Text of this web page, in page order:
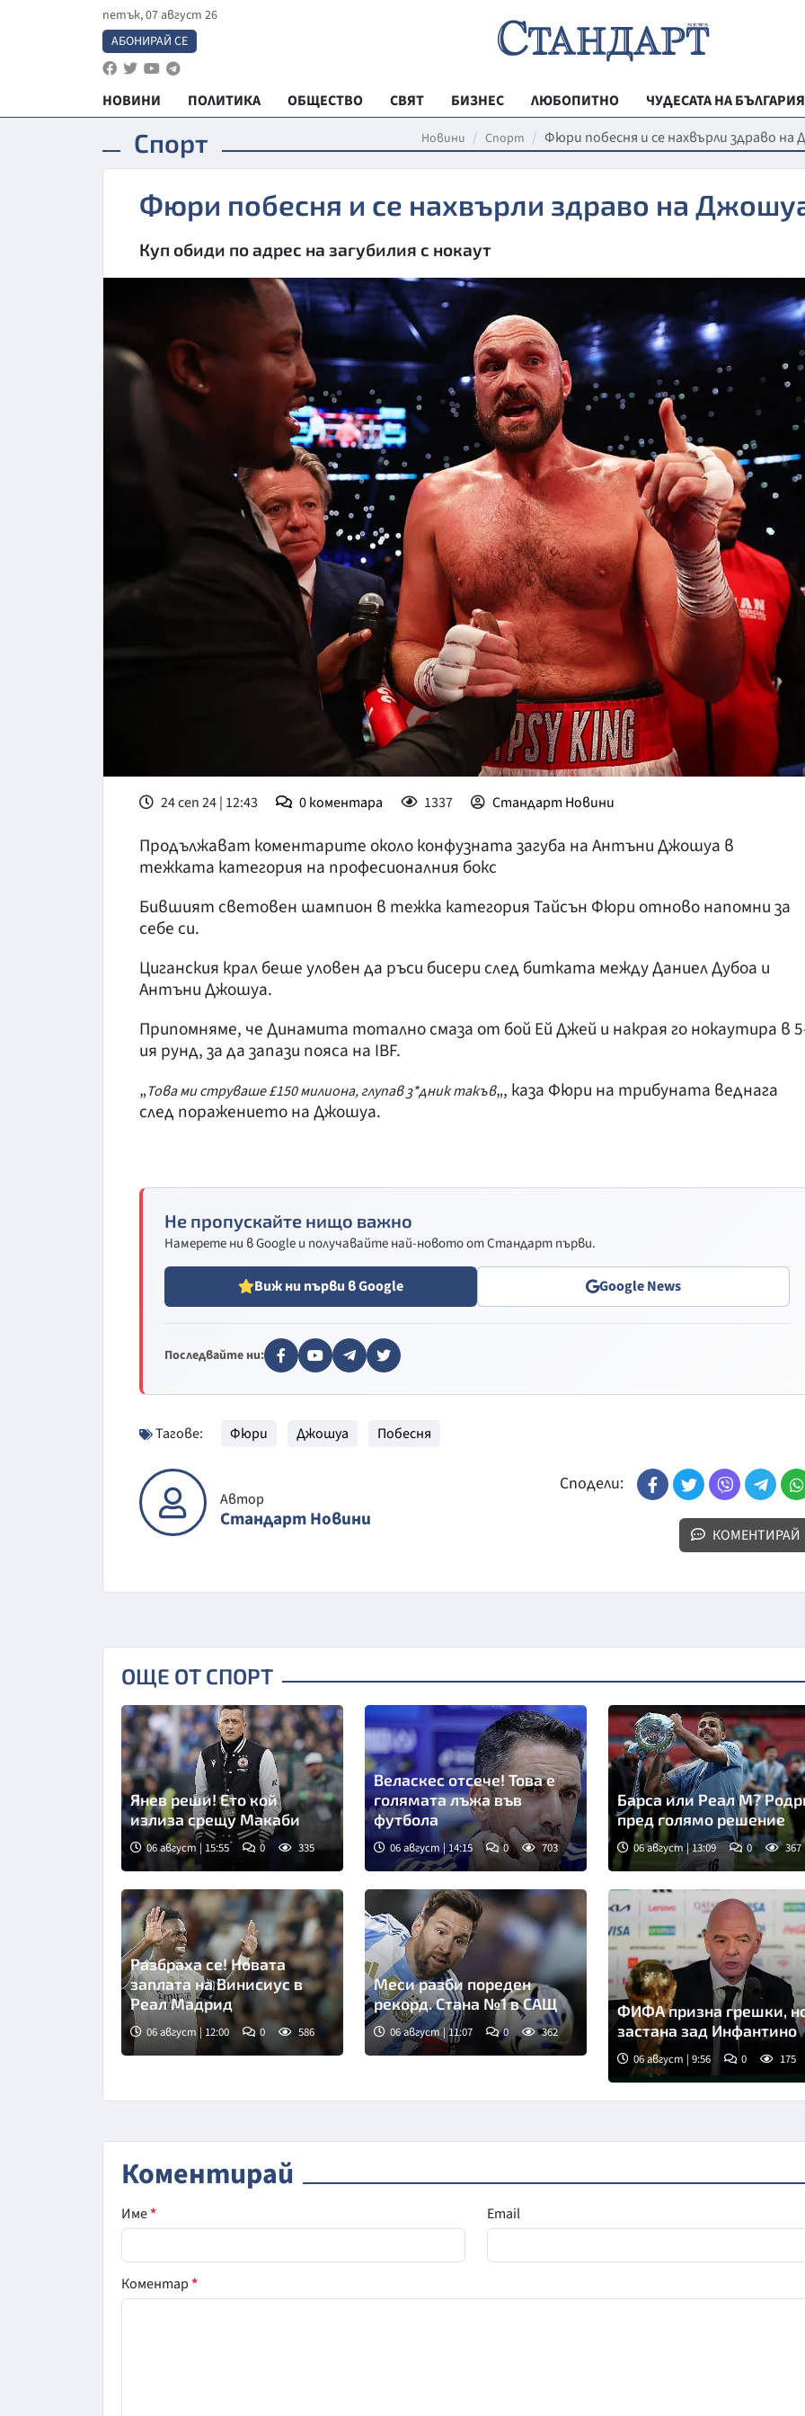
петък, 07 август 26
АБОНИРАЙ СЕ
НОВИНИ ПОЛИТИКА ОБЩЕСТВО СВЯТ БИЗНЕС ЛЮБОПИТНО
ЧУДЕСАТА НА БЪЛГАРИЯ
РЕГИОНАЛНИ
ВЕСТНИК
МЛАДЕЖКА
МОЯТ ГРАД
ТЕХНОЛОГИИ
ДА!НА
ДА! НА
ПРАВОСЪДИЕ
КРИМИ
ВЯРА
ОБЯВИ
ВОЙНАТА В
ВРЕМЕТО
Спорт Новини Спорт Фюри побесня и се нахвърли здраво на
Фюри побесня и се нахвърли здраво на
Куп обиди по адрес на загубилия с нокаут
24 сеп 24 | 12:43 0коментара 1337 Стандарт Новини
Продължават коментарите около конфузната загуба на Антъни Джошуа в
тежката категория на професионалния бокс
Бившият световен шампион в тежка категория Тайсън Фюри отново напомни за
себе си.
Циганския крал беше уловен да ръси бисери след битката между Даниел Дубоа и
Антъни Джошуа.
Припомняме, че Динамита тотално смаза от бой Ей Джей и накрая го нокаутира в
ия рунд, за да запази пояса на IBF.
„Това ми струваше £150 милиона, глупав з*дник такъв„, каза Фюри на трибуната веднага
след поражението на Джошуа.
Не пропускайте нищо важно
Намерете ни в Google и получавайте най-новото от Стандарт първи.
Виж ни първи в Google Google News
Последвайте ни:
Тагове: Фюри Джошуа Побесня
Автор
Стандарт Новини
Сподели:
КОМЕНТИРАЙ
ОЩЕ ОТ СПОРТ
Янев реши! Ето кой
излиза срещу Макаби
06 август | 15:55 0 335
Веласкес отсече! Това е
голямата лъжа във
футбола
06 август | 14:15 0 703
Барса или Реал М?
пред голямо решение
06 август | 13:09 0 367
Разбраха се! Новата
заплата на Винисиус в
Реал Мадрид
06 август | 12:00 0 586
Меси разби пореден
рекорд. Стана №1 в САЩ
06 август | 11:07 0 362
Снимка: Асошиейтед прес
ФИФА призна грешки,
застана зад Инфантино
06 август | 9:56 0 175
Коментирай
Име* Email
Коментар*